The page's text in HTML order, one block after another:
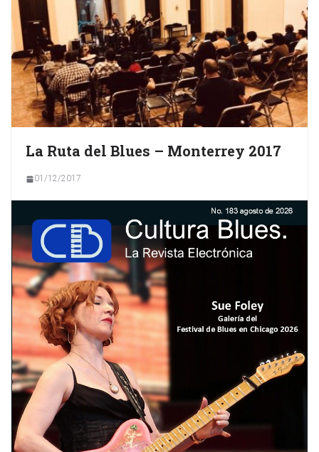
La Ruta del Blues – Monterrey 2017
01/12/2017